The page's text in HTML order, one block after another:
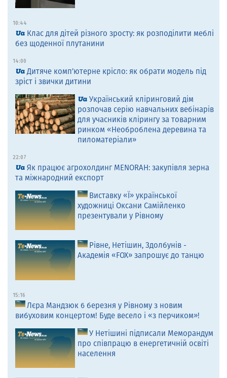
10:44
Клас для дітей різного зросту: як розподілити меблі
без щоденної плутанини
14:00
Дитяче комп’ютерне крісло: як обрати модель під
зріст і звички дитини
Український кліринговий дім
розпочав серію навчальних вебінарів
для учасників клірингу за товарним
ринком «Необроблена деревина та
пиломатеріали»
22:07
Як працює агрохолдинг MENORAH: закупівля зерна
та міжнародний експорт
Виставку «Ї» української
художниці Оксани Самійленко
презентували у Рівному
Рівне, Нетішин, Здолбунів -
Академія «FOX» запрошує до танцю
15:16
Лєра Мандзюк 6 березня у Рівному з новим
вибуховим концертом! Буде весело і «з перчиком»!
У Нетішині підписали Меморандум
про співпрацю в енергетичній освіті
населення